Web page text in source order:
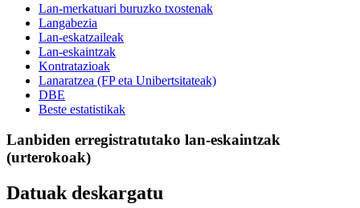
Lan-merkatuari buruzko txostenak
Langabezia
Lan-eskatzaileak
Lan-eskaintzak
Kontratazioak
Lanaratzea (FP eta Unibertsitateak)
DBE
Beste estatistikak
Lanbiden erregistratutako lan-eskaintzak
(urterokoak)
Datuak deskargatu